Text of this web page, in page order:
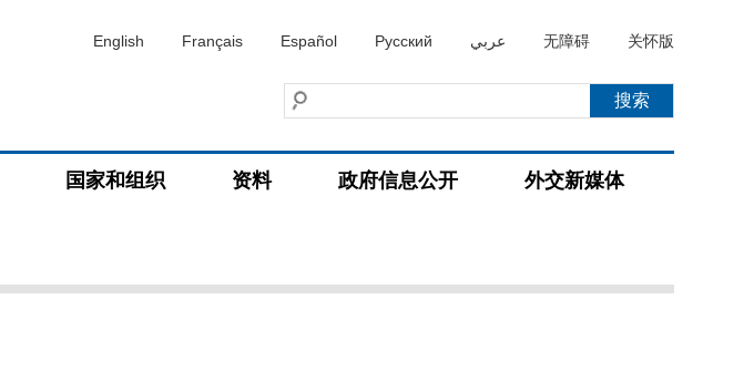
English Français Español Русский عربي 无障碍 关怀版
国家和组织 资料 政府信息公开 外交新媒体